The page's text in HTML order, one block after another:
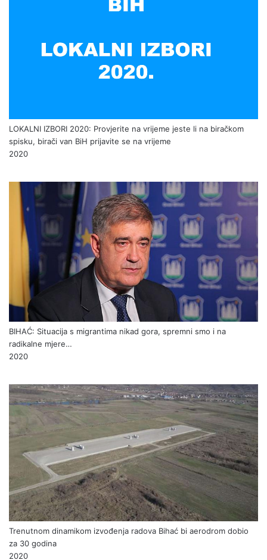
DANAS U DŽEMATU VIKIĆI UPRILIČENA HATMA
LOKALNI IZBORI 2020: Provjerite na vrijeme jeste li na biračkom
spisku, birači van BiH prijavite se na vrijeme
2020
BIHAĆ: Situacija s migrantima nikad gora, spremni smo i na
radikalne mjere…
2020